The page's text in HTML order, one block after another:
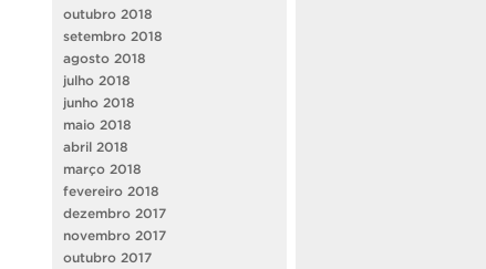
outubro 2018
setembro 2018
agosto 2018
julho 2018
junho 2018
maio 2018
abril 2018
março 2018
fevereiro 2018
dezembro 2017
novembro 2017
outubro 2017